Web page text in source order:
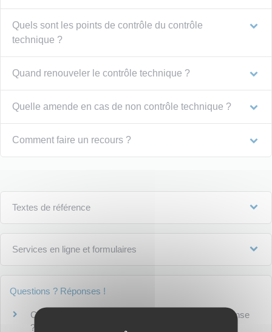
Quels sont les points de contrôle du contrôle
technique ?
Quand renouveler le contrôle technique ?
Quelle amende en cas de non contrôle technique ?
Comment faire un recours ?
Textes de référence
Services en ligne et formulaires
Questions ? Réponses !
Contrôle technique du véhicule : obligatoire ou dispense
?